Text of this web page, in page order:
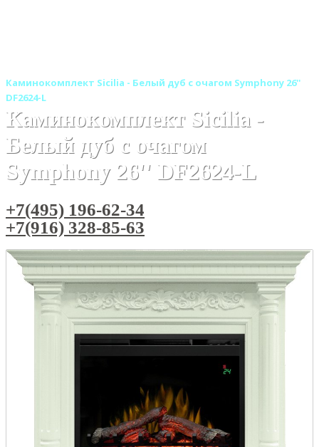
Каминокомплект Sicilia - Белый дуб с очагом Symphony 26''
DF2624-L
Каминокомплект Sicilia -
Белый дуб с очагом
Symphony 26'' DF2624-L
+7(495) 196-62-34
+7(916) 328-85-63